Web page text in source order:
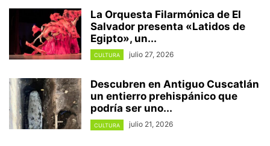
La Orquesta Filarmónica de El
Salvador presenta «Latidos de
Egipto», un...
CULTURA julio 27, 2026
Descubren en Antiguo Cuscatlán
un entierro prehispánico que
podría ser uno...
CULTURA julio 21, 2026